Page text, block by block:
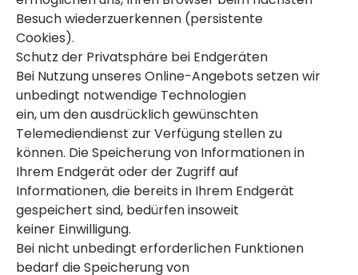
Besuch wiederzuerkennen (persistente
Cookies).
Schutz der Privatsphäre bei Endgeräten
Bei Nutzung unseres Online-Angebots setzen wir
unbedingt notwendige Technologien
ein, um den ausdrücklich gewünschten
Telemediendienst zur Verfügung stellen zu
können. Die Speicherung von Informationen in
Ihrem Endgerät oder der Zugriff auf
Informationen, die bereits in Ihrem Endgerät
gespeichert sind, bedürfen insoweit
keiner Einwilligung.
Bei nicht unbedingt erforderlichen Funktionen
bedarf die Speicherung von